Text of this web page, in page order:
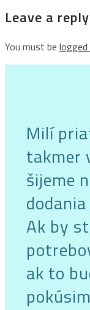
Leave a reply
You must be logged
Milí
takmer
šijeme
Ak by
ak to